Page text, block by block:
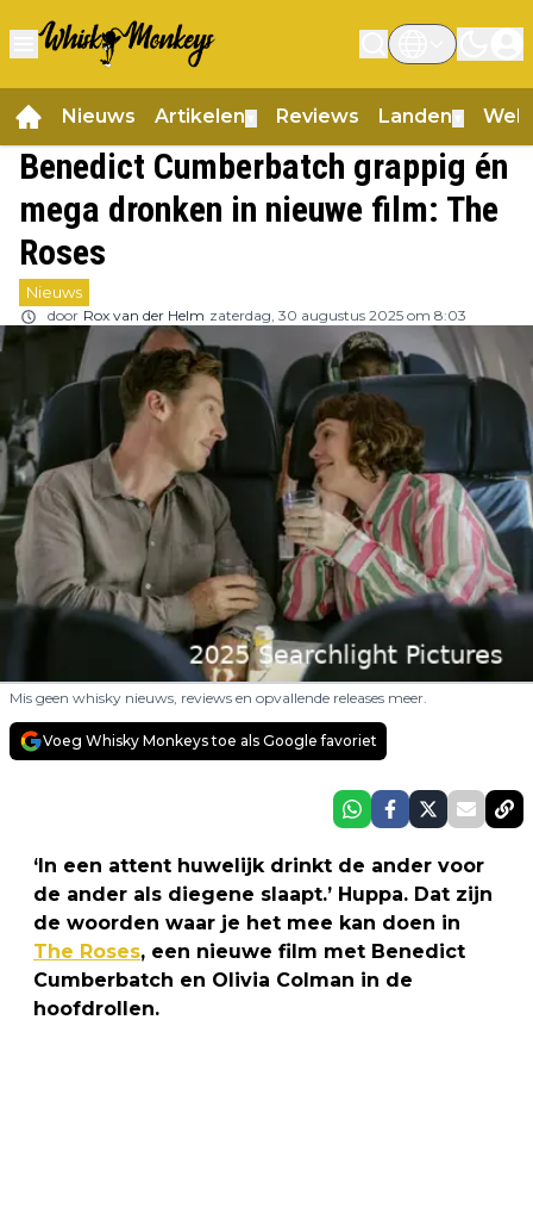
Nieuws Artikelen Reviews Landen
Benedict Cumberbatch grappig én
mega dronken in nieuwe film: The
Roses
Nieuws
door Rox van der Helm zaterdag, 30 augustus 2025 om 8:03
Mis geen whisky nieuws, reviews en opvallende releases meer.
Voeg Whisky Monkeys toe als Google favoriet
‘In een attent huwelijk drinkt de ander voor
de ander als diegene slaapt.’ Huppa. Dat zijn
de woorden waar je het mee kan doen in
The Roses, een nieuwe film met Benedict
Cumberbatch en Olivia Colman in de
hoofdrollen.